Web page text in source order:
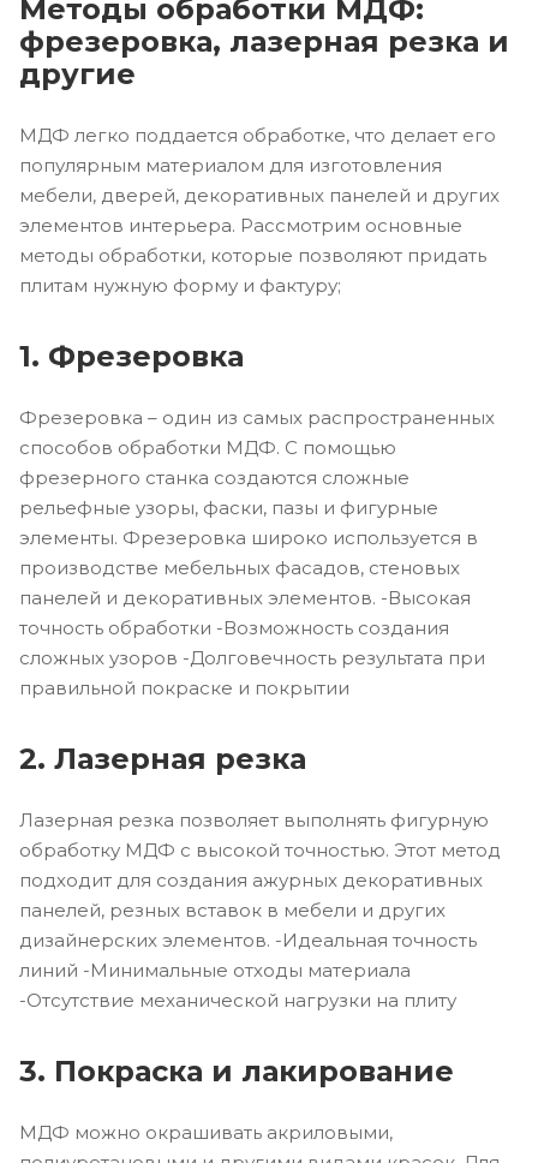
Методы обработки МДФ:
фрезеровка, лазерная резка и
другие
МДФ легко поддается обработке, что делает его
популярным материалом для изготовления
мебели, дверей, декоративных панелей и других
элементов интерьера. Рассмотрим основные
методы обработки, которые позволяют придать
плитам нужную форму и фактуру;
1. Фрезеровка
Фрезеровка – один из самых распространенных
способов обработки МДФ. С помощью
фрезерного станка создаются сложные
рельефные узоры, фаски, пазы и фигурные
элементы. Фрезеровка широко используется в
производстве мебельных фасадов, стеновых
панелей и декоративных элементов. -Высокая
точность обработки -Возможность создания
сложных узоров -Долговечность результата при
правильной покраске и покрытии
2. Лазерная резка
Лазерная резка позволяет выполнять фигурную
обработку МДФ с высокой точностью. Этот метод
подходит для создания ажурных декоративных
панелей, резных вставок в мебели и других
дизайнерских элементов. -Идеальная точность
линий -Минимальные отходы материала
-Отсутствие механической нагрузки на плиту
3. Покраска и лакирование
МДФ можно окрашивать акриловыми,